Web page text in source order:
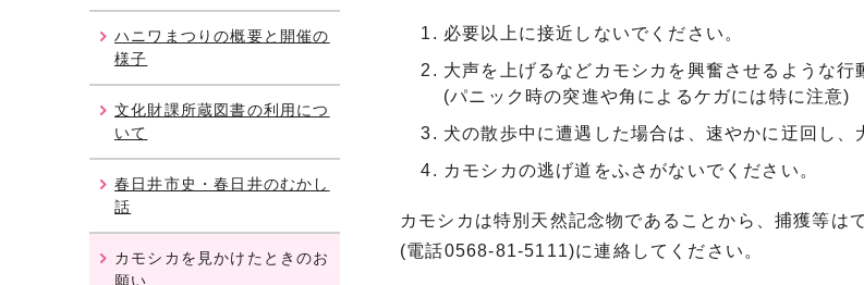
必要以上に接近しないでください。
大声を上げるなどカモシカを興奮させるような行
(パニック時の突進や角によるケガには特に注意)
犬の散歩中に遭遇した場合は、速やかに迂回し、
カモシカの逃げ道をふさがないでください。
カモシカは特別天然記念物であることから、捕獲等
(電話0568-81-5111)に連絡してください。
ハニワまつりの概要と開催の
様子
文化財課所蔵図書の利用につ
いて
春日井市史・春日井のむかし
話
カモシカを見かけたときのお
願い